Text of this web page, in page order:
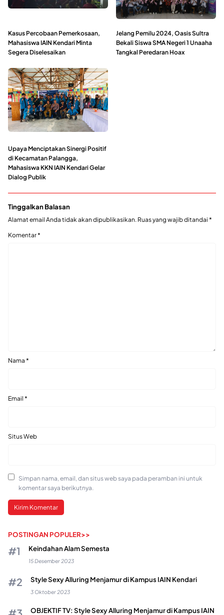
Kasus Percobaan Pemerkosaan,
Mahasiswa IAIN Kendari Minta
Segera Diselesaikan
Jelang Pemilu 2024, Oasis Sultra
Bekali Siswa SMA Negeri 1 Unaaha
Tangkal Peredaran Hoax
Upaya Menciptakan Sinergi Positif
di Kecamatan Palangga,
Mahasiswa KKN IAIN Kendari Gelar
Dialog Publik
Tinggalkan Balasan
Alamat email Anda tidak akan dipublikasikan. Ruas yang wajib ditandai *
Komentar*
Nama *
Email *
Situs Web
Simpan nama, email, dan situs web saya pada peramban ini untuk
komentar saya berikutnya.
POSTINGAN POPULER>>
Keindahan Alam Semesta
15 Desember 2023
Style Sexy Alluring Menjamur di Kampus IAIN Kendari
3 Oktober 2023
OBJEKTIF TV: Style Sexy Alluring Menjamur di Kampus IAIN